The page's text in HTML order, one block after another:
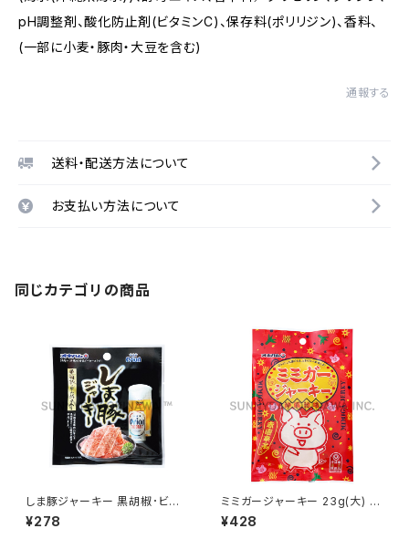
pH調整剤、酸化防止剤(ビタミンC)、保存料(ポリリジン)、香料、
(一部に小麦・豚肉・大豆を含む)
通報する
送料・配送方法について
お支払い方法について
同じカテゴリの商品
しま豚ジャーキー 黒胡椒･ビー
ル酵母入り 10g(小) オキハム
オリオンビール
¥278
ミミガージャーキー 23g(大) オ
キハム
¥428